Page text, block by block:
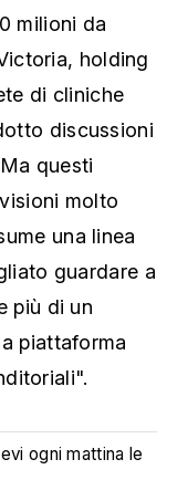
milioni da
holding
di cliniche
discussioni
questi
molto
una linea
guardare a
più di un
piattaforma
ogni mattina le